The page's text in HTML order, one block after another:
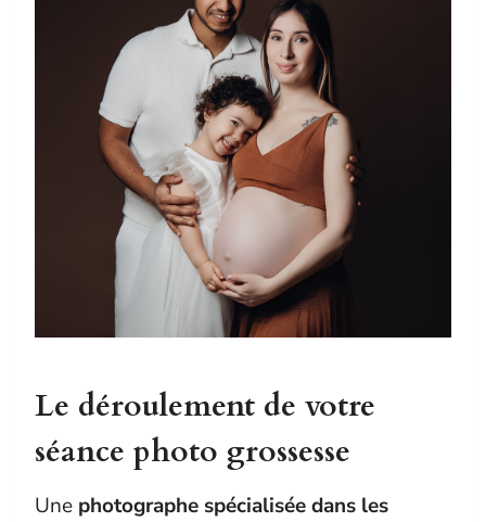
Le déroulement de votre
séance photo grossesse
Une photographe spécialisée dans les